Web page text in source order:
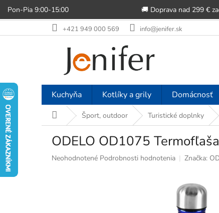
Pon-Pia 9:00-15:00 🚚 Doprava nad 299 €
na
+421 949 000 569 info@jenifer.sk
Kuchyňa Kotlíky a grily Domácnosť
DomovŠport, outdoor Turistické doplnky
ODELO OD1075
Priemerné
Neohodnotené Podrobnosti hodnotenia Značka: